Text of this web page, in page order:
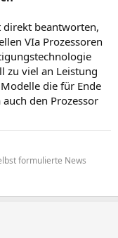
direkt beantworten,
VIa Prozessoren
zu viel an Leistung
die für Ende
den Prozessor
formulierte News